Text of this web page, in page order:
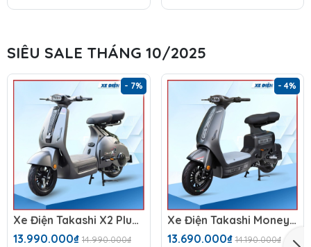
SIÊU SALE THÁNG 10/2025
- 7%
Xe Điện Takashi X2 Plus (48V-23Ah)
13.990.000₫ 14.990.000₫
- 4%
Xe Điện Takashi Money (48V-23Ah) 4 Bình
13.690.000₫ 14.190.000₫